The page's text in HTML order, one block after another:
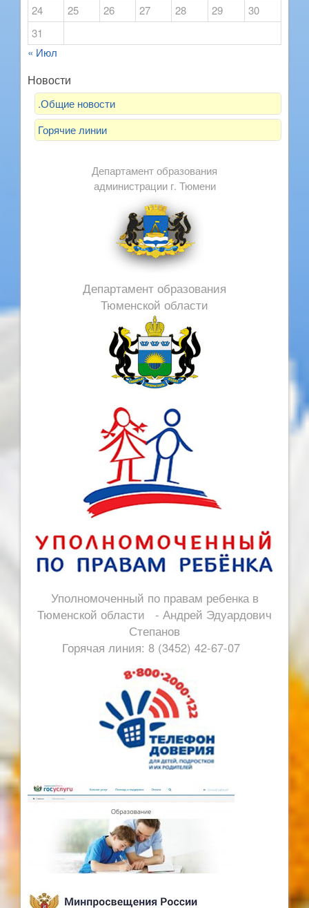
24
25 26 27 28 29
30
31
« Июл
Новости
.Общие новости
Горячие линии
Департамент образования
администрации г. Тюмени
Департамент образования
Тюменской области
Уполномоченный по правам ребенка в
Тюменской области - Андрей Эдуардович
Степанов
Горячая линия: 8 (3452) 42-67-07